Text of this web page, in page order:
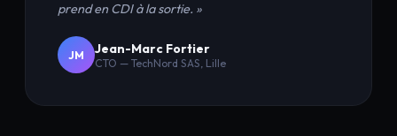
prend en CDI à la sortie. »
JM Jean-Marc Fortier
CTO — TechNord SAS, Lille